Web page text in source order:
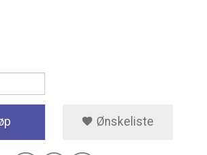
Ønskeliste